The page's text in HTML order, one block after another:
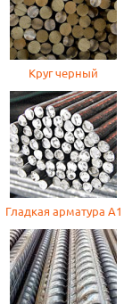
Круг черный
Гладкая арматура А1